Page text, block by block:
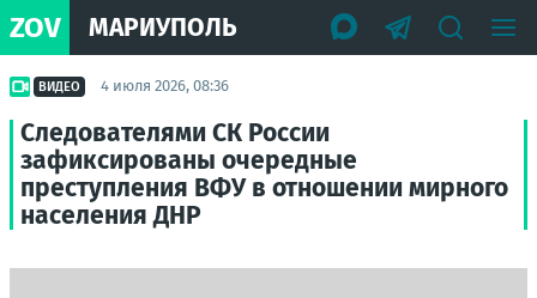
ZOV МАРИУПОЛЬ
ВИДЕО 4 июля 2026, 08:36
Следователями СК России
зафиксированы очередные
преступления ВФУ в отношении мирного
населения ДНР